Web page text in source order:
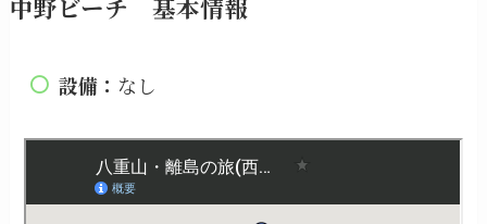
中野ビーチ 基本情報
設備： なし